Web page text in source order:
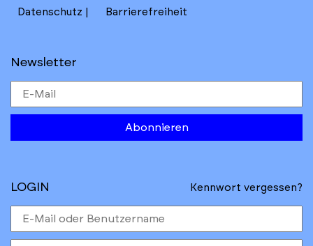
Datenschutz Barrierefreiheit
Newsletter
Abonnieren
LOGIN Kennwort vergessen?